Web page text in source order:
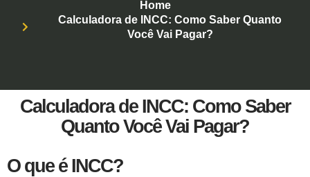
Home
Calculadora de INCC: Como Saber Quanto
Você Vai Pagar?
Calculadora de INCC: Como Saber
Quanto Você Vai Pagar?
O que é INCC?